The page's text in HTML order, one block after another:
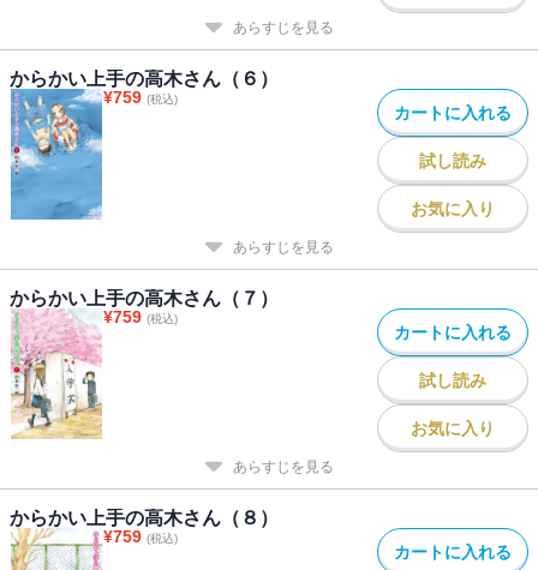
あらすじを見る
からかい上手の高木さん（６）
¥759 (税込)
カートに入れる
試し読み
お気に入り
あらすじを見る
からかい上手の高木さん（７）
¥759 (税込)
カートに入れる
試し読み
お気に入り
あらすじを見る
からかい上手の高木さん（８）
¥759 (税込)
カートに入れる